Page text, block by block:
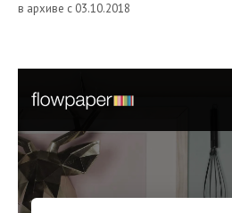
в архиве с 03.10.2018